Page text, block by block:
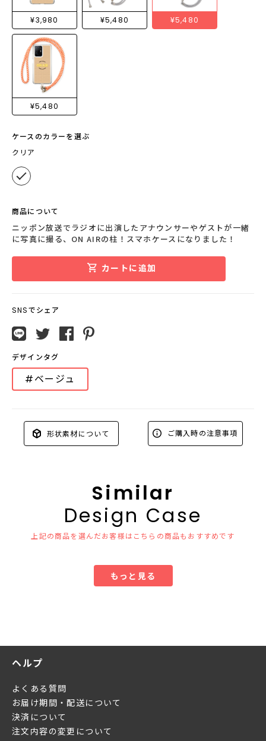
¥3,980 ¥5,480 ¥5,480
¥5,480
ケースのカラーを選ぶ
クリア
商品について
ニッポン放送でラジオに出演したアナウンサーやゲストが一緒
に写真に撮る、ON AIRの柱！スマホケースになりました！
カートに追加
SNSでシェア
デザインタグ
#ベージュ
形状素材について ご購入時の注意事項
Similar
Design Case
上記の商品を選んだお客様はこちらの商品もおすすめです
もっと見る
ヘルプ
よくある質問
お届け期間・配送について
決済について
注文内容の変更について